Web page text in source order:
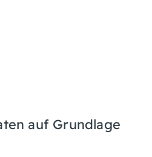
auf Grundlage